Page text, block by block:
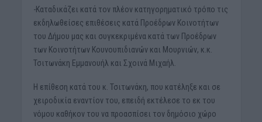
-Καταδικάζει κατά τον πλέον κατηγορηματικό τρόπο τις
εκδηλωθείσες επιθέσεις κατά Προέδρων Κοινοτήτων
του Δήμου μας και συγκεκριμένα κατά των Προέδρων
των Κοινοτήτων Κουνουπιδιανών και Μουρνιών, κ.κ.
Τσιτωνάκη Εμμανουήλ και Σχοινά Μιχαήλ.
Η επίθεση κατά του κ. Τσιτωνάκη, που κατέληξε και σε
χειροδικία εναντίον του, επειδή εκτέλεσε το εκ του
νόμου καθήκον του να προασπίσει τον δημόσιο χώρο